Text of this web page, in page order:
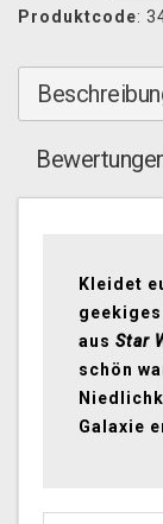
Produktcode:
Kleidet
aus Star
schön
Galaxie